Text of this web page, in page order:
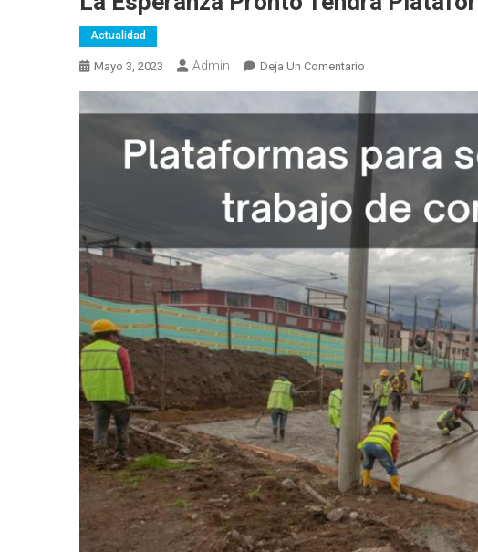
Actualidad
Mayo 3, 2023 Admin Deja Un Comentario
Esperanza
Tendrá
Plataformas
Cubierta